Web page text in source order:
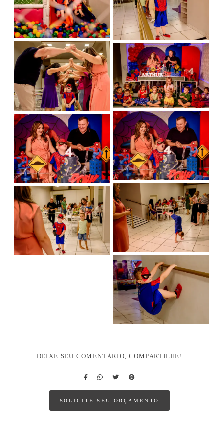
DEIXE SEU COMENTÁRIO, COMPARTILHE!
SOLICITE SEU ORÇAMENTO